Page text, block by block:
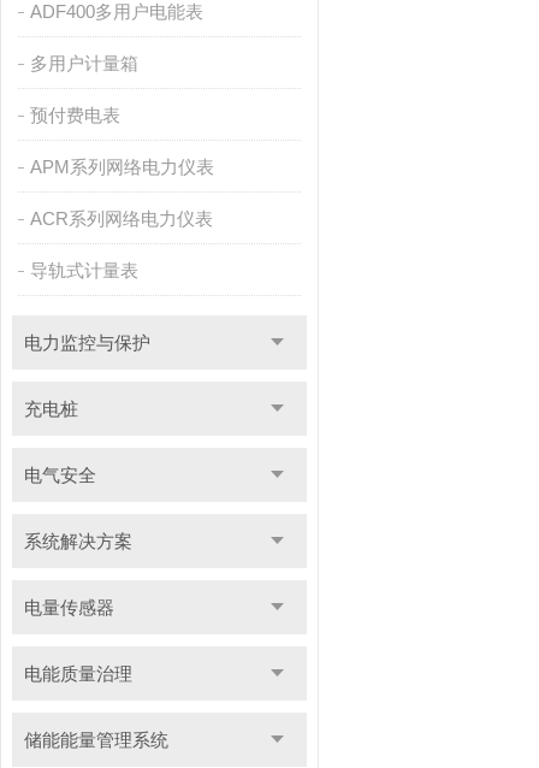
ADF400多用户电能表
多用户计量箱
预付费电表
APM系列网络电力仪表
ACR系列网络电力仪表
导轨式计量表
电力监控与保护
充电桩
电气安全
系统解决方案
电量传感器
电能质量治理
储能能量管理系统